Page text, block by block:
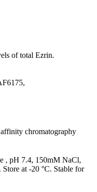
of total Ezrin.
chromatography
, pH 7.4, 150mM NaCl,
at -20 °C. Stable for